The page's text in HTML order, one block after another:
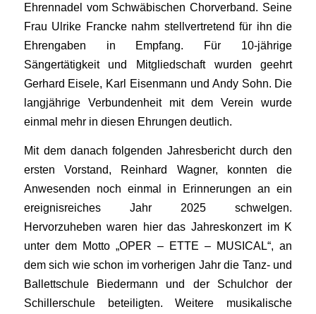
Ehrennadel vom Schwäbischen Chorverband. Seine
Frau Ulrike Francke nahm stellvertretend für ihn die
Ehrengaben in Empfang. Für 10-jährige
Sängertätigkeit und Mitgliedschaft wurden geehrt
Gerhard Eisele, Karl Eisenmann und Andy Sohn. Die
langjährige Verbundenheit mit dem Verein wurde
einmal mehr in diesen Ehrungen deutlich.
Mit dem danach folgenden Jahresbericht durch den
ersten Vorstand, Reinhard Wagner, konnten die
Anwesenden noch einmal in Erinnerungen an ein
ereignisreiches Jahr 2025 schwelgen.
Hervorzuheben waren hier das Jahreskonzert im K
unter dem Motto „OPER – ETTE – MUSICAL“, an
dem sich wie schon im vorherigen Jahr die Tanz- und
Ballettschule Biedermann und der Schulchor der
Schillerschule beteiligten. Weitere musikalische